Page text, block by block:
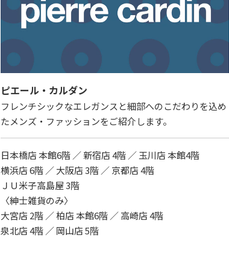
ピエール・カルダン
フレンチシックなエレガンスと細部へのこだわりを込め
たメンズ・ファッションをご紹介します。
日本橋店 本館6階 ／ 新宿店 4階 ／ 玉川店 本館4階
横浜店 6階 ／ 大阪店 3階 ／ 京都店 4階
ＪＵ米子高島屋 3階
〈紳士雑貨のみ〉
大宮店 2階 ／ 柏店 本館6階 ／ 高崎店 4階
泉北店 4階 ／ 岡山店 5階